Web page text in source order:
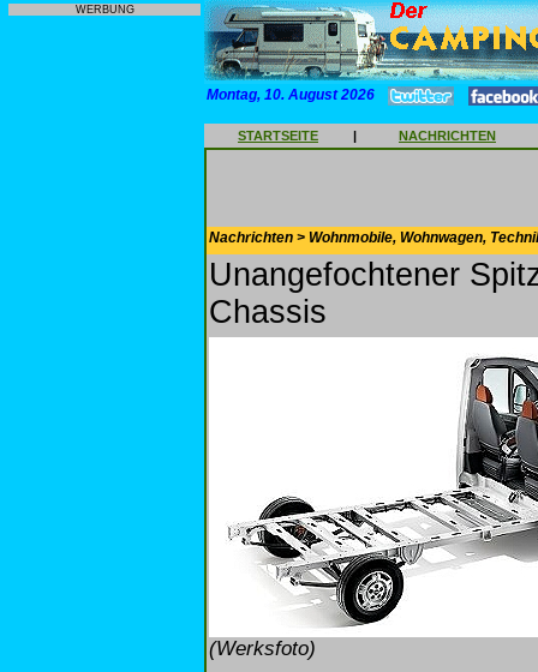
WERBUNG
Montag, 10. August 2026
STARTSEITE | NACHRICHTEN
Nachrichten > Wohnmobile, Wohnwagen,
Unangefochtener
Chassis
(Werksfoto)